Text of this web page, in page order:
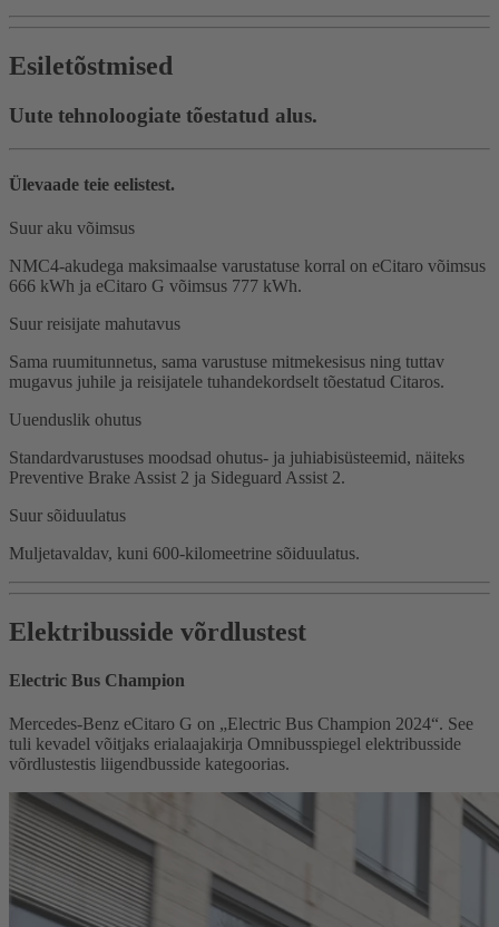
Esiletõstmised
Uute tehnoloogiate tõestatud alus.
Ülevaade teie eelistest.
Suur aku võimsus
NMC4-akudega maksimaalse varustatuse korral on eCitaro võimsus
666 kWh ja eCitaro G võimsus 777 kWh.
Suur reisijate mahutavus
Sama ruumitunnetus, sama varustuse mitmekesisus ning tuttav
mugavus juhile ja reisijatele tuhandekordselt tõestatud Citaros.
Uuenduslik ohutus
Standardvarustuses moodsad ohutus- ja juhiabisüsteemid, näiteks
Preventive Brake Assist 2 ja Sideguard Assist 2.
Suur sõiduulatus
Muljetavaldav, kuni 600-kilomeetrine sõiduulatus.
Elektribusside võrdlustest
Electric Bus Champion
Mercedes-Benz eCitaro G on „Electric Bus Champion 2024“. See
tuli kevadel võitjaks erialaajakirja Omnibusspiegel elektribusside
võrdlustestis liigendbusside kategoorias.